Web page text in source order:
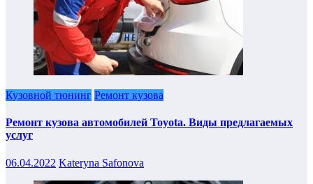
Кузовной тюнинг Ремонт кузова
Ремонт кузова автомобилей Toyota. Виды предлагаемых
услуг
06.04.2022 Kateryna Safonova